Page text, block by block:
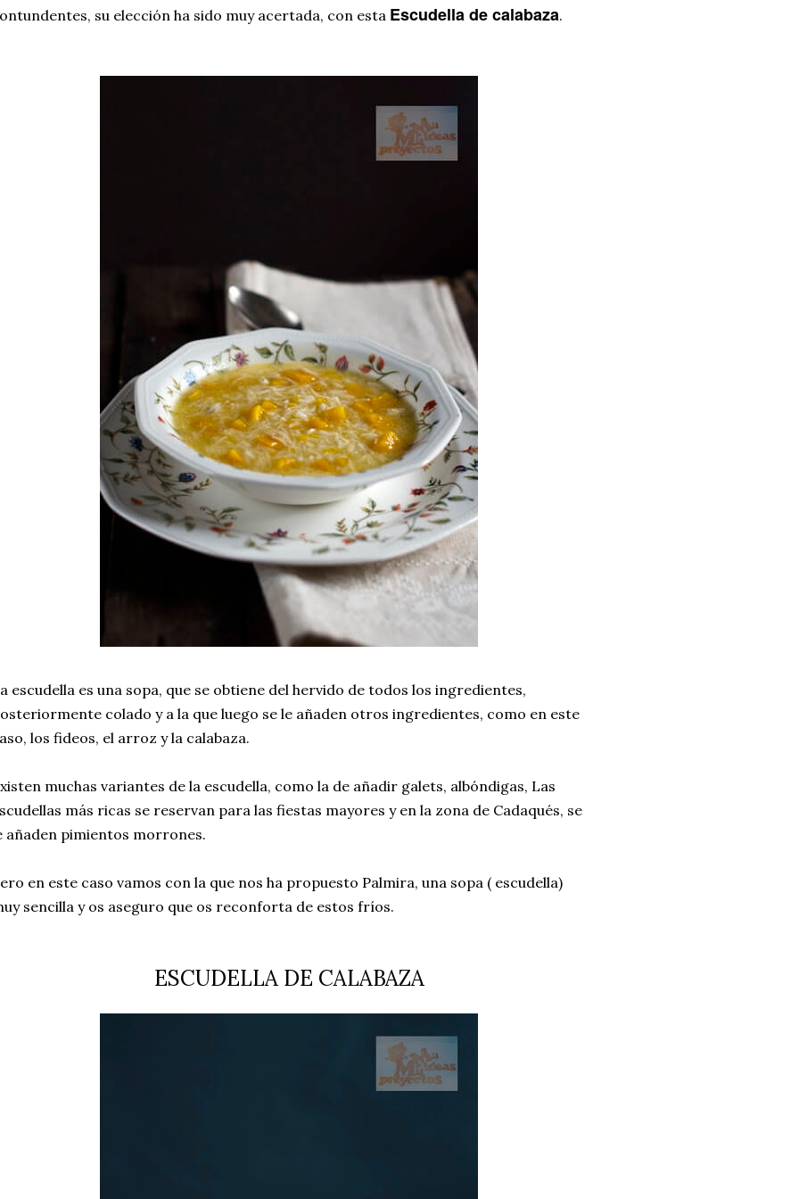
su elección ha sido muy acertada, con esta Escudella de calabaza.
escudella es una sopa, que se obtiene del hervido de todos los ingredientes,
colado y a la que luego se le añaden otros ingredientes, como en este
los fideos, el arroz y la calabaza.
muchas variantes de la escudella, como la de añadir galets, albóndigas, Las
más ricas se reservan para las fiestas mayores y en la zona de Cadaqués, se
añaden pimientos morrones.
en este caso vamos con la que nos ha propuesto Palmira, una sopa ( escudella)
sencilla y os aseguro que os reconforta de estos fríos.
ESCUDELLA DE CALABAZA